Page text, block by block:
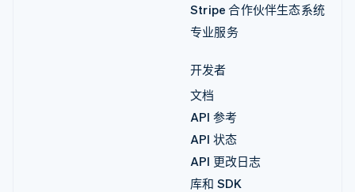
Stripe 合作伙伴生态系统
专业服务
开发者
文档
API 参考
API 状态
API 更改日志
库和 SDK